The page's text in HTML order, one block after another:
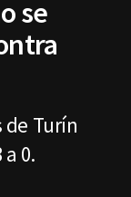
se
de Turín
0.